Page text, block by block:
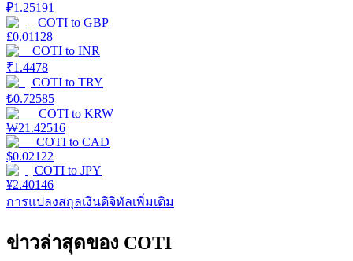
₽1.25191
COTI to GBP
£0.01128
COTI to INR
₹1.4478
COTI to TRY
₺0.72585
COTI to KRW
₩21.42516
COTI to CAD
$0.02122
COTI to JPY
¥2.40146
การแปลงสกุลเงินดิจิทัลเพิ่มเติม
ข่าวล่าสุดของ COTI